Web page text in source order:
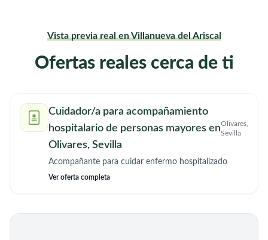
Vista previa real en Villanueva del Ariscal
Ofertas reales cerca de ti
Cuidador/a para acompañamiento
hospitalario de personas mayores en
Olivares, Sevilla
Olivares,
Sevilla
Acompañante para cuidar enfermo hospitalizado
Ver oferta completa